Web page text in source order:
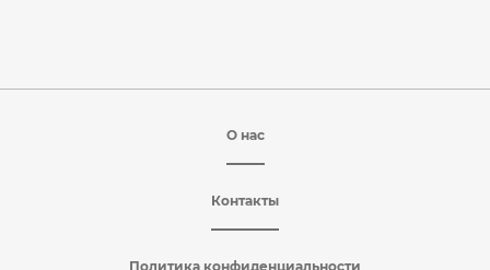
О нас
Контакты
Политика конфиденциальности